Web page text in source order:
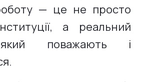
— це не просто
а реальний
поважають і